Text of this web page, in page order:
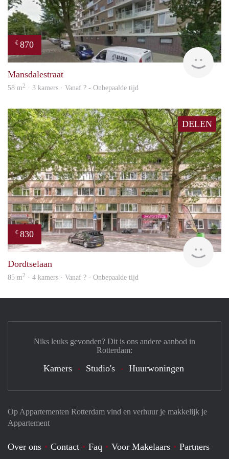
€ 870
Mansdalestraat
58 m2 · 3 kamers · Vanaf ? - Onbepaalde tijd
DELEN
€ 830
rent
Dordtselaan
85 m2 · 4 kamers · Vanaf ? - Onbepaalde tijd
Op Appartementen Rotterdam vind en verhuur je makkelijk je
Appartement
Over ons Contact Faq Voor Makelaars Partners
Niks leuks gevonden? Dit is ons andere aanbod in
Rotterdam:
Kamers Studio's Huurwoningen